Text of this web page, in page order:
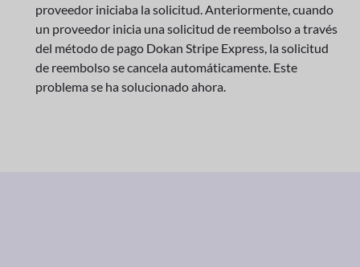
proveedor iniciaba la solicitud. Anteriormente, cuando
un proveedor inicia una solicitud de reembolso a través
del método de pago Dokan Stripe Express, la solicitud
de reembolso se cancela automáticamente. Este
problema se ha solucionado ahora.